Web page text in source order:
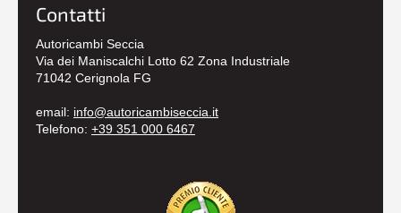
Contatti
Autoricambi Seccia
Via dei Maniscalchi Lotto 62 Zona Industriale
71042 Cerignola FG
email: info@autoricambiseccia.it
Telefono: +39 351 000 6467